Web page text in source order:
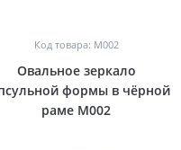
Код товара: M002
Овальное зеркало
формы в чёрной
раме M002